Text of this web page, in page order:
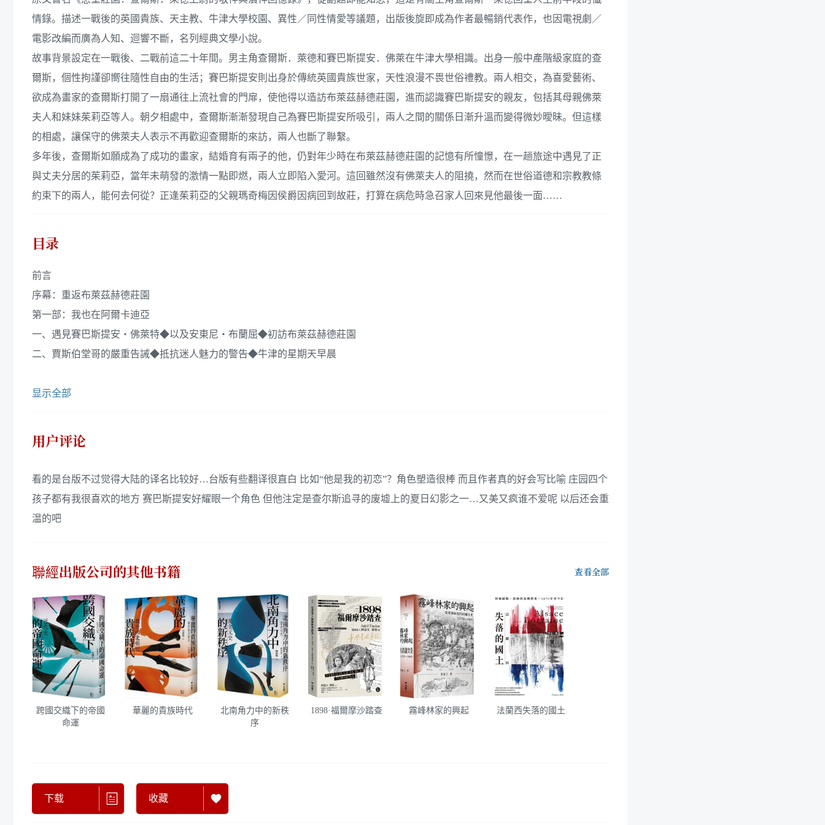
情錄。描述一戰後的英國貴族、天主教、牛津大學校園、異性／同性情愛等議題，出版後旋即成為作者最暢銷代表作，也因電視劇／
電影改編而廣為人知、迴響不斷，名列經典文學小說。
故事背景設定在一戰後、二戰前這二十年間。男主角查爾斯．萊德和賽巴斯提安．佛萊在牛津大學相識。出身一般中產階級家庭的查
爾斯，個性拘謹卻嚮往隨性自由的生活；賽巴斯提安則出身於傳統英國貴族世家，天性浪漫不畏世俗禮教。兩人相交，為喜愛藝術、
欲成為畫家的查爾斯打開了一扇通往上流社會的門扉，使他得以造訪布萊茲赫德莊園，進而認識賽巴斯提安的親友，包括其母親佛萊
夫人和妹妹茱莉亞等人。朝夕相處中，查爾斯漸漸發現自己為賽巴斯提安所吸引，兩人之間的關係日漸升溫而變得微妙曖昧。但這樣
的相處，讓保守的佛萊夫人表示不再歡迎查爾斯的來訪，兩人也斷了聯繫。
多年後，查爾斯如願成為了成功的畫家，結婚育有兩子的他，仍對年少時在布萊茲赫德莊園的記憶有所憧憬，在一趟旅途中遇見了正
與丈夫分居的茱莉亞，當年未萌發的激情一點即燃，兩人立即陷入愛河。這回雖然沒有佛萊夫人的阻撓，然而在世俗道德和宗教教條
約束下的兩人，能何去何從？正逢茱莉亞的父親瑪奇梅因侯爵因病回到故莊，打算在病危時急召家人回來見他最後一面……
目录
前言
序幕：重返布萊茲赫德莊園
第一部：我也在阿爾卡迪亞
一、遇見賽巴斯提安‧佛萊特◆以及安東尼‧布蘭屈◆初訪布萊茲赫德莊園
二、賈斯伯堂哥的嚴重告誡◆抵抗迷人魅力的警告◆牛津的星期天早晨
显示全部
用户评论
看的是台版不过觉得大陆的译名比较好…台版有些翻译很直白 比如“他是我的初恋”？角色塑造很棒 而且作者真的好会写比喻 庄园四个
孩子都有我很喜欢的地方 赛巴斯提安好耀眼一个角色 但他注定是查尔斯追寻的废墟上的夏日幻影之一…又美又疯谁不爱呢 以后还会重
温的吧
聯經出版公司 的其他书籍 查看全部
跨國交織下的帝國
命運
華麗的貴族時代
北南角力中的新秩
序
1898·福爾摩沙踏查 霧峰林家的興起 法蘭西失落的國土
下载 收藏